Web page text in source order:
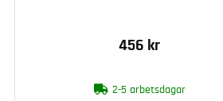
456 kr
2-5 arbetsdagar